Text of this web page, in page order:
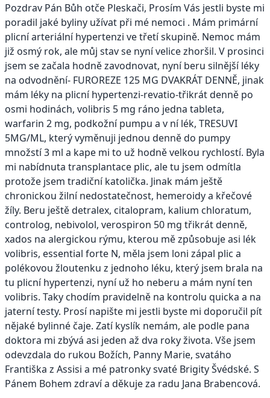
Pozdrav Pán Bůh otče Pleskači, Prosím Vás jestli byste mi
poradil jaké byliny užívat při mé nemoci . Mám primární
plicní arteriální hypertenzi ve třetí skupině. Nemoc mám
již osmý rok, ale můj stav se nyní velice zhoršil. V prosinci
jsem se začala hodně zavodnovat, nyní beru silnější léky
na odvodnění- FUROREZE 125 MG DVAKRÁT DENNĚ, jinak
mám léky na plicní hypertenzi-revatio-třikrát denně po
osmi hodinách, volibris 5 mg ráno jedna tableta,
warfarin 2 mg, podkožní pumpu a v ní lék, TRESUVI
5MG/ML, který vyměnuji jednou denně do pumpy
množstí 3 ml a kape mi to už hodně velkou rychlostí. Byla
mi nabídnuta transplantace plic, ale tu jsem odmítla
protože jsem tradiční katolička. Jinak mám ještě
chronickou žilní nedostatečnost, hemeroidy a křečové
žíly. Beru ještě detralex, citalopram, kalium chloratum,
controlog, nebivolol, verospiron 50 mg třikrát denně,
xados na alergickou rýmu, kterou mě způsobuje asi lék
volibris, essential forte N, měla jsem loni zápal plic a
polékovou žloutenku z jednoho léku, který jsem brala na
tu plicní hypertenzi, nyní už ho neberu a mám nyní ten
volibris. Taky chodím pravidelně na kontrolu quicka a na
jaterní testy. Prosí napište mi jestli byste mi doporučil pít
nějaké bylinné čaje. Zatí kyslík nemám, ale podle pana
doktora mi zbývá asi jeden až dva roky života. Vše jsem
odevzdala do rukou Božích, Panny Marie, svatáho
Františka z Assisi a mé patronky svaté Brigity Švédské. S
Pánem Bohem zdraví a děkuje za radu Jana Brabencová.